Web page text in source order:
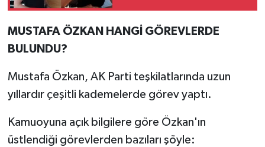
MUSTAFA ÖZKAN HANGİ GÖREVLERDE
BULUNDU?
Mustafa Özkan, AK Parti teşkilatlarında uzun
yıllardır çeşitli kademelerde görev yaptı.
Kamuoyuna açık bilgilere göre Özkan'ın
üstlendiği görevlerden bazıları şöyle: